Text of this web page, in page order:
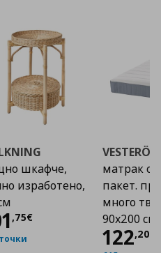
шкафче,
изработено,
,75€ 101,75 €
VESTERÖY
матрак с
пакет.
много
90x200 см
122,20
Цена